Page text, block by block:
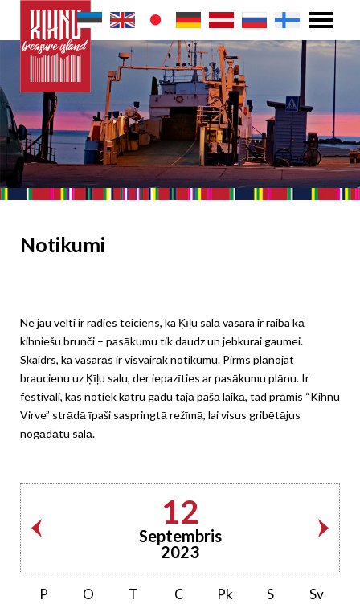
Notikumi
Ne jau velti ir radies teiciens, ka Ķīļu salā vasara ir raiba kā
kihniešu brunči – pasākumu tik daudz un jebkurai gaumei.
Skaidrs, ka vasarās ir visvairāk notikumu. Pirms plānojat
braucienu uz Ķīļu salu, der iepazīties ar pasākumu plānu. Ir
festivāli, kas notiek katru gadu tajā pašā laikā, tad prāmis “Kihnu
Virve” strādā īpaši saspringtā režīmā, lai visus gribētājus
nogādātu salā.
12
Septembris
2023
P O T C Pk S Sv